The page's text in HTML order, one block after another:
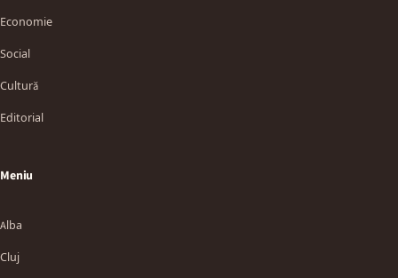
Economie
Social
Cultură
Editorial
Meniu
Alba
Cluj